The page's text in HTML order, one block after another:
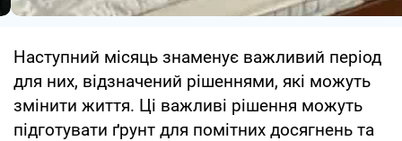
Наступний місяць знаменує важливий період
для них, відзначений рішеннями, які можуть
змінити життя. Ці важливі рішення можуть
підготувати ґрунт для помітних досягнень та